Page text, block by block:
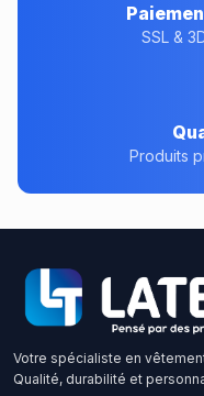
SSL &
Produits
Votre spécialiste en
Qualité, durabilité et